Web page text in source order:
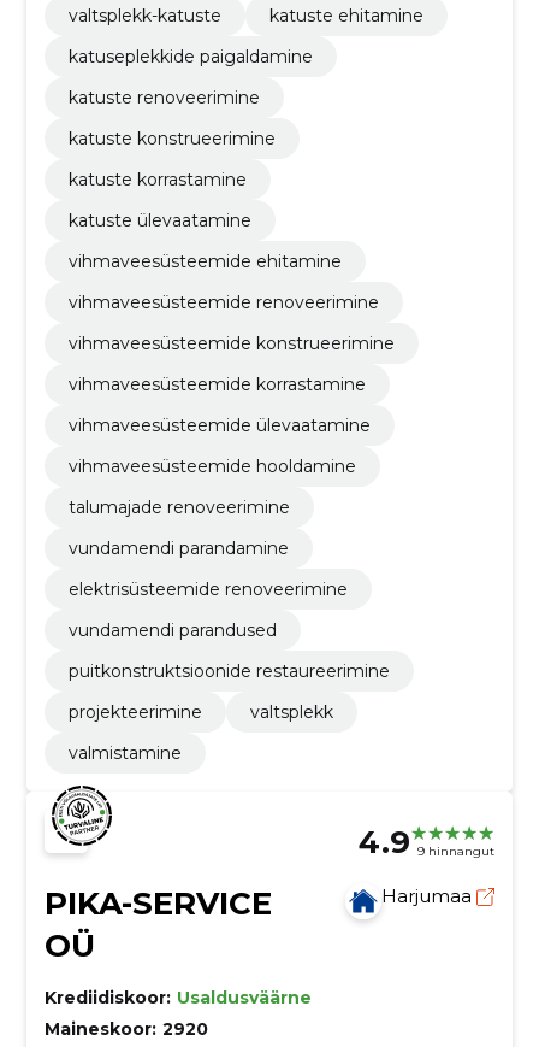
valtsplekk-katuste
katuste ehitamine
katuseplekkide paigaldamine
katuste renoveerimine
katuste konstrueerimine
katuste korrastamine
katuste ülevaatamine
vihmaveesüsteemide ehitamine
vihmaveesüsteemide renoveerimine
vihmaveesüsteemide konstrueerimine
vihmaveesüsteemide korrastamine
vihmaveesüsteemide ülevaatamine
vihmaveesüsteemide hooldamine
talumajade renoveerimine
vundamendi parandamine
elektrisüsteemide renoveerimine
vundamendi parandused
puitkonstruktsioonide restaureerimine
projekteerimine
valtsplekk
valmistamine
4.9 9 hinnangut
PIKA-SERVICE
OÜ
Harjumaa
Krediidiskoor: Usaldusväärne
Maineskoor: 2920